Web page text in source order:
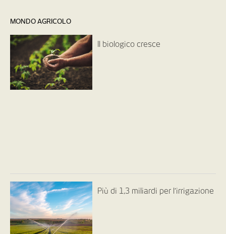
MONDO AGRICOLO
Il biologico cresce
Più di 1,3 miliardi per l’irrigazione